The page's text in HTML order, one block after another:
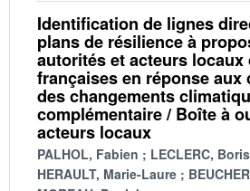
Identification de lignes
plans de résilience à
autorités et acteurs locaux
françaises en réponse aux
des changements
complémentaire / Boîte à
acteurs locaux
PALHOL, Fabien
LECLERC, Boris
HERAULT, Marie-Laure